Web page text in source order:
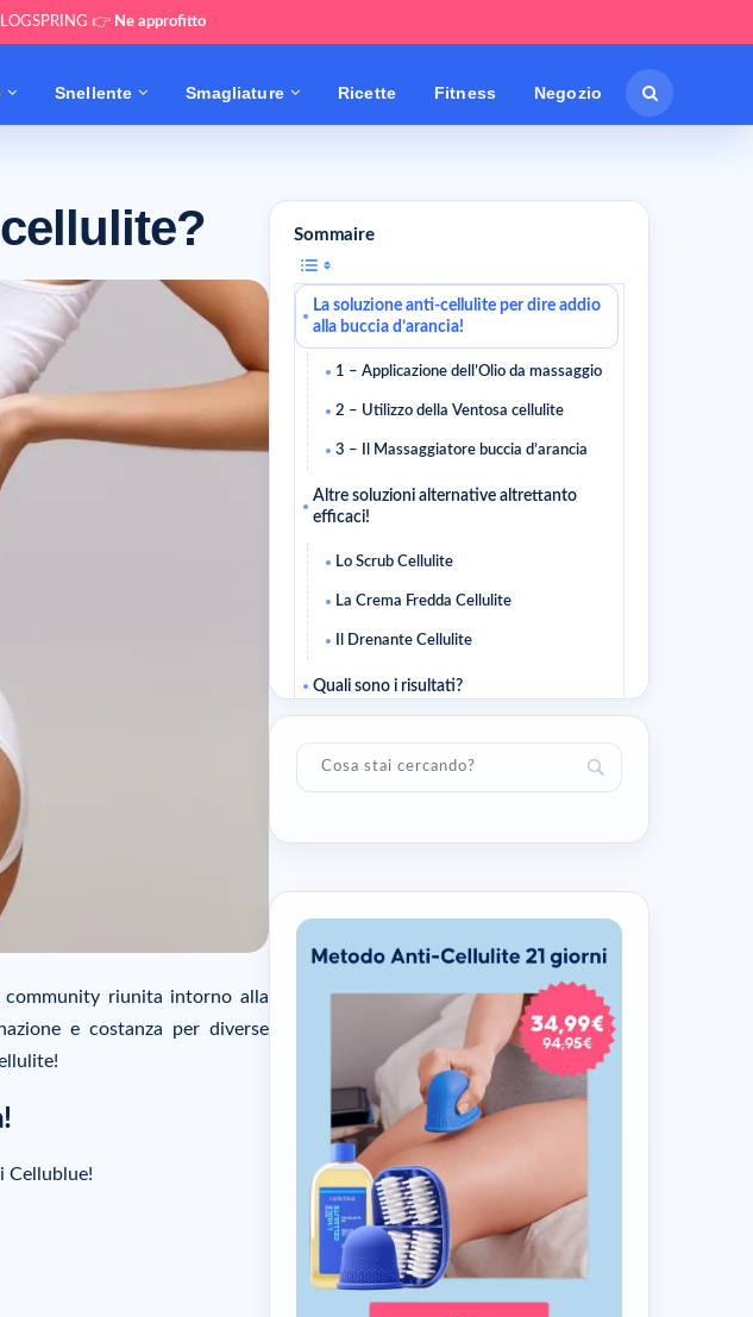
👉 Ne approfitto
Snellente Smagliature Ricette Fitness Negozio
riunita intorno alla
e costanza per diverse
Cellublue!
Sommaire
La soluzione anti-cellulite per dire addio
alla buccia d’arancia!
1 – Applicazione dell’Olio da massaggio
2 – Utilizzo della Ventosa cellulite
3 – Il Massaggiatore buccia d’arancia
Altre soluzioni alternative altrettanto
efficaci!
Lo Scrub Cellulite
La Crema Fredda Cellulite
Il Drenante Cellulite
Quali sono i risultati?